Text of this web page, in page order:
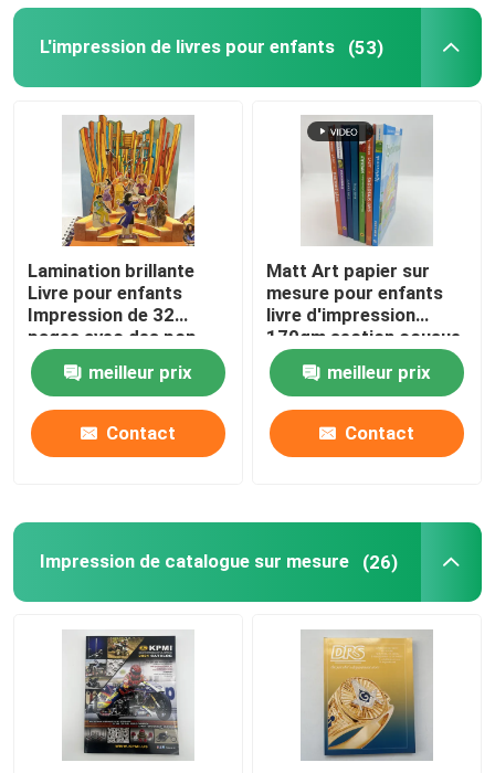
L'impression de livres pour enfants (53)
Lamination brillante
Livre pour enfants
Impression de 32
pages avec des pop-
ups en taille 8.5x11
meilleur prix
Contact
Matt Art papier sur
mesure pour enfants
livre d'impression
170gm section cousue
boîtier
meilleur prix
Contact
Impression de catalogue sur mesure (26)